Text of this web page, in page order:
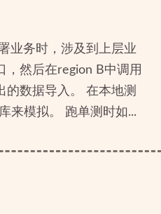
业务时，涉及到上层业
，然后在region B中调用
的数据导入。 在本地测
来模拟。 跑单测时如...